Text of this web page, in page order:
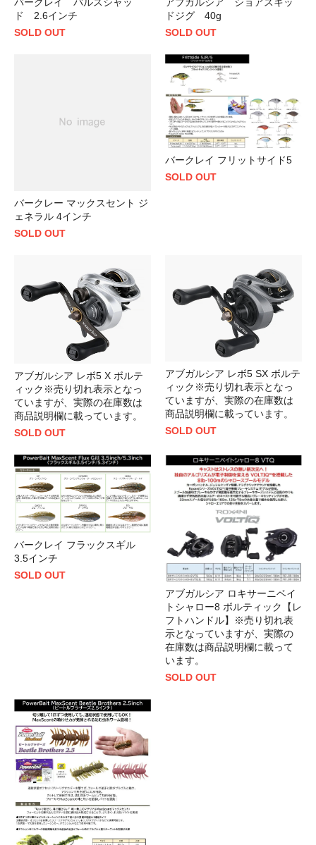
ド 2.6インチ
SOLD OUT
ドジグ 40g
SOLD OUT
バークレー マックスセント ジ
ェネラル 4インチ
SOLD OUT
バークレイ フリットサイド5
SOLD OUT
アブガルシア レボ5 X ボルテ
ィック※売り切れ表示となっ
ていますが、実際の在庫数は
商品説明欄に載っています。
SOLD OUT
アブガルシア レボ5 SX ボルテ
ィック※売り切れ表示となっ
ていますが、実際の在庫数は
商品説明欄に載っています。
SOLD OUT
バークレイ フラックスギル
3.5インチ
SOLD OUT
アブガルシア ロキサーニベイ
トシャロー8 ボルティック【レ
フトハンドル】※売り切れ表
示となっていますが、実際の
在庫数は商品説明欄に載って
います。
SOLD OUT